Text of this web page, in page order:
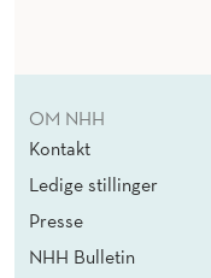
OM NHH
Kontakt
Ledige stillinger
Presse
NHH Bulletin